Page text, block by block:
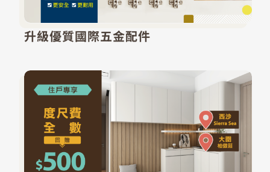
升級優質國際五金配件